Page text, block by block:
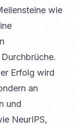
wie
Erfolg wird
an
und
NeurIPS,